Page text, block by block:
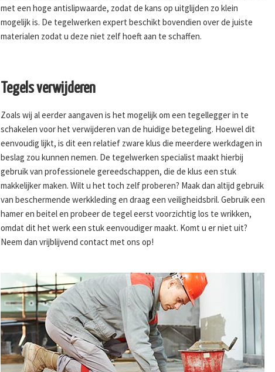
met een hoge antislipwaarde, zodat de kans op uitglijden zo klein
mogelijk is. De tegelwerken expert beschikt bovendien over de juiste
materialen zodat u deze niet zelf hoeft aan te schaffen.
Tegels verwijderen
Zoals wij al eerder aangaven is het mogelijk om een tegellegger in te
schakelen voor het verwijderen van de huidige betegeling. Hoewel dit
eenvoudig lijkt, is dit een relatief zware klus die meerdere werkdagen in
beslag zou kunnen nemen. De tegelwerken specialist maakt hierbij
gebruik van professionele gereedschappen, die de klus een stuk
makkelijker maken. Wilt u het toch zelf proberen? Maak dan altijd gebruik
van beschermende werkkleding en draag een veiligheidsbril. Gebruik een
hamer en beitel en probeer de tegel eerst voorzichtig los te wrikken,
omdat dit het werk een stuk eenvoudiger maakt. Komt u er niet uit?
Neem dan vrijblijvend contact met ons op!